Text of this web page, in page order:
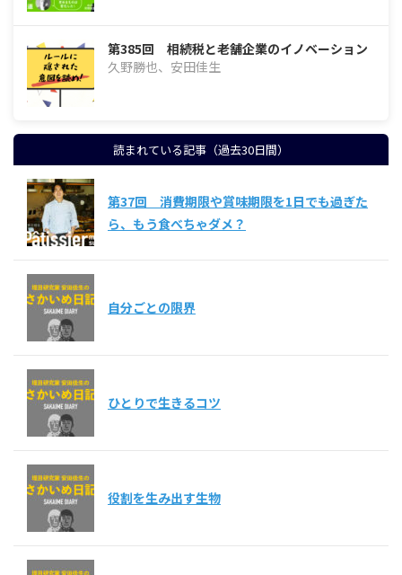
第385回 相続税と老舗企業のイノベーション
久野勝也、安田佳生
読まれている記事（過去30日間）
第37回 消費期限や賞味期限を1日でも過ぎた
ら、もう食べちゃダメ？
自分ごとの限界
ひとりで生きるコツ
役割を生み出す生物